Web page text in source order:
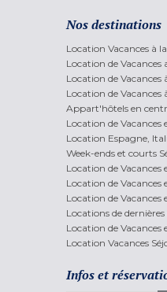
Nos destinations
Location Vacances à
Location de Vacances
Location de
Location de
Appart'hôtels en
Location de Vacances
Location Espagne,
Week-ends et courts
Location de Vacances
Location de Vacances
Location de Vacances
Locations de
Location de
Location Vacances
Infos et